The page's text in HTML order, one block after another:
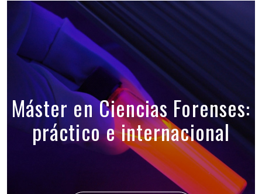
Máster en Ciencias Forenses:
práctico e internacional